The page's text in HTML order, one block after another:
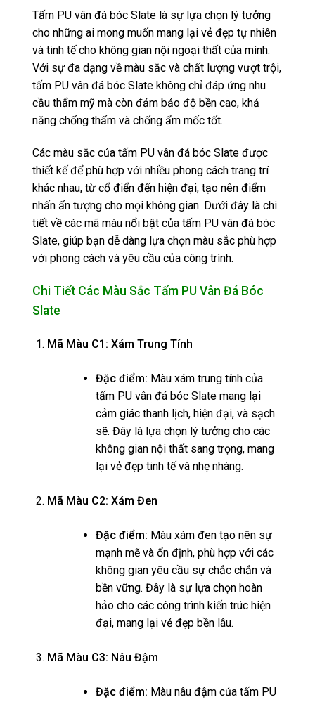
Tấm PU vân đá bóc Slate là sự lựa chọn lý tưởng
cho những ai mong muốn mang lại vẻ đẹp tự nhiên
và tinh tế cho không gian nội ngoại thất của mình.
Với sự đa dạng về màu sắc và chất lượng vượt trội,
tấm PU vân đá bóc Slate không chỉ đáp ứng nhu
cầu thẩm mỹ mà còn đảm bảo độ bền cao, khả
năng chống thấm và chống ẩm mốc tốt.
Các màu sắc của tấm PU vân đá bóc Slate được
thiết kế để phù hợp với nhiều phong cách trang trí
khác nhau, từ cổ điển đến hiện đại, tạo nên điểm
nhấn ấn tượng cho mọi không gian. Dưới đây là chi
tiết về các mã màu nổi bật của tấm PU vân đá bóc
Slate, giúp bạn dễ dàng lựa chọn màu sắc phù hợp
với phong cách và yêu cầu của công trình.
Chi Tiết Các Màu Sắc Tấm PU Vân Đá Bóc
Slate
Mã Màu C1: Xám Trung Tính
Đặc điểm: Màu xám trung tính của
tấm PU vân đá bóc Slate mang lại
cảm giác thanh lịch, hiện đại, và sạch
sẽ. Đây là lựa chọn lý tưởng cho các
không gian nội thất sang trọng, mang
lại vẻ đẹp tinh tế và nhẹ nhàng.
Mã Màu C2: Xám Đen
Đặc điểm: Màu xám đen tạo nên sự
mạnh mẽ và ổn định, phù hợp với các
không gian yêu cầu sự chắc chắn và
bền vững. Đây là sự lựa chọn hoàn
hảo cho các công trình kiến trúc hiện
đại, mang lại vẻ đẹp bền lâu.
Mã Màu C3: Nâu Đậm
Đặc điểm: Màu nâu đậm của tấm PU